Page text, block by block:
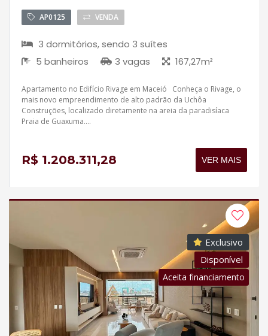
AP0125 VENDA
3 dormitórios, sendo 3 suítes
5 banheiros
3 vagas 167,27m²
Apartamento no Edifício Rivage em Maceió Conheça o Rivage, o
mais novo empreendimento de alto padrão da Uchôa
Construções, localizado diretamente na areia da paradisíaca
Praia de Guaxuma....
R$ 1.208.311,28 VER MAIS
Exclusivo
Disponível
Aceita financiamento